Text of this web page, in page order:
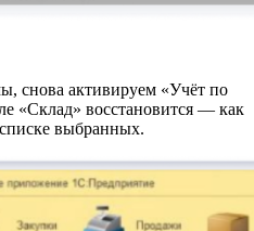
снова активируем «Учёт по
«Склад» восстановится — как
выбранных.